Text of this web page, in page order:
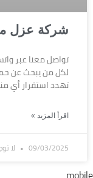
شركة عزل
تواصل معنا عبر
لكل من يبحث عن
تهدد استقرار أي
اقرأ المزيد »
09/03/2025 لا